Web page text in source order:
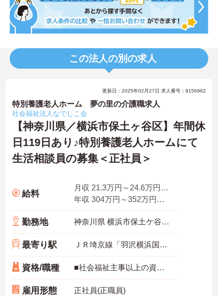
この法人の別の求人
更新日：2025年02月27日 求人番号：9156962
特別養護老人ホーム 夢の里の介護職求人
社会福祉法人なでしこ会
【神奈川県／横浜市保土ヶ谷区】年間休
日119日あり♪特別養護老人ホームにて
生活相談員の募集＜正社員＞
給料
月収 21.3万円～24.6万円程度※諸手当込
年収 304万円～352万円程度
勤務地 神奈川県 横浜市保土ケ谷区 常盤台75－1
最寄り駅 ＪＲ埼京線「羽沢横浜国大駅」徒歩14分
資格/職種 ■社会福祉主事以上の資格必須 ■普通自動車運転免許（AT限定可）必須 ■経験不問
雇用形態 正社員(正職員)